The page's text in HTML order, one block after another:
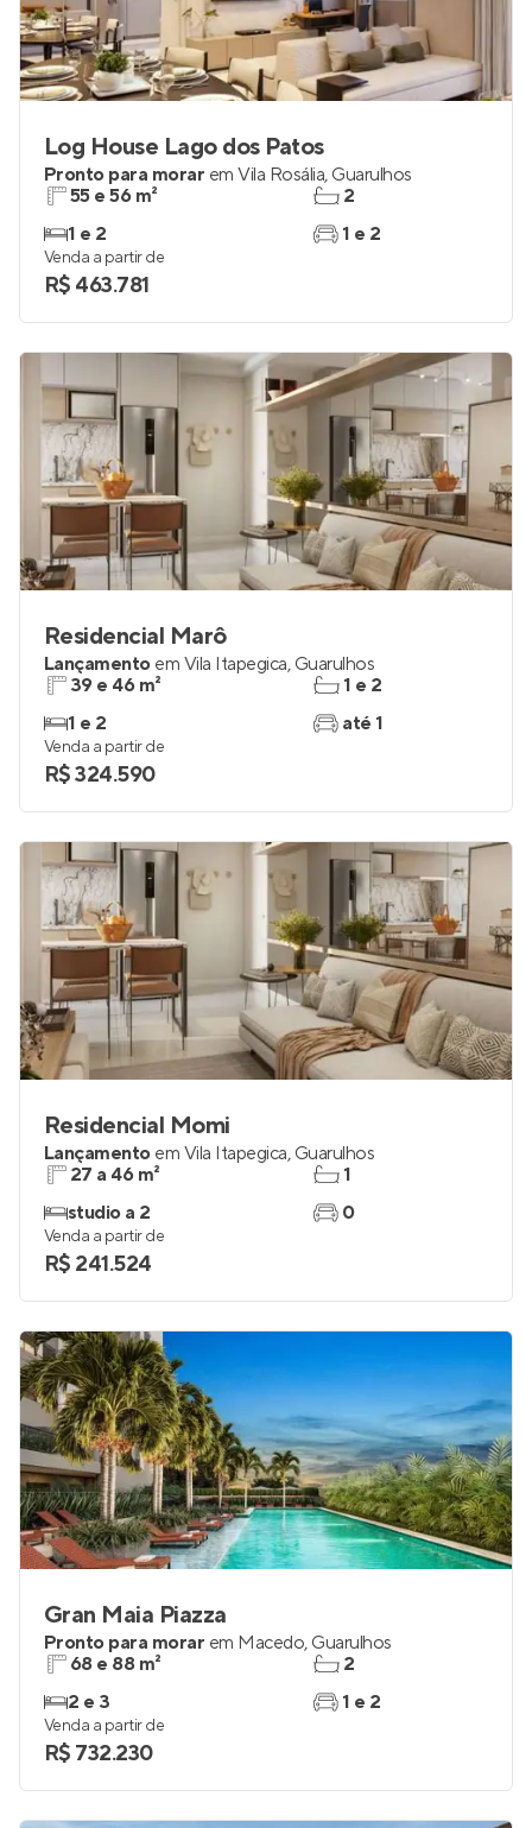
Log House Lago dos Patos
Pronto para morar em Vila Rosália, Guarulhos
55 e 56 m²
1 e 2
2
1 e 2
Venda a partir de
R$ 463.781
Residencial Marô
Lançamento em Vila Itapegica, Guarulhos
39 e 46 m²
1 e 2
1 e 2
até 1
Venda a partir de
R$ 324.590
Residencial Momi
Lançamento em Vila Itapegica, Guarulhos
27 a 46 m²
studio a 2
1
0
Venda a partir de
R$ 241.524
Gran Maia Piazza
Pronto para morar em Macedo, Guarulhos
68 e 88 m²
2 e 3
2
1 e 2
Venda a partir de
R$ 732.230